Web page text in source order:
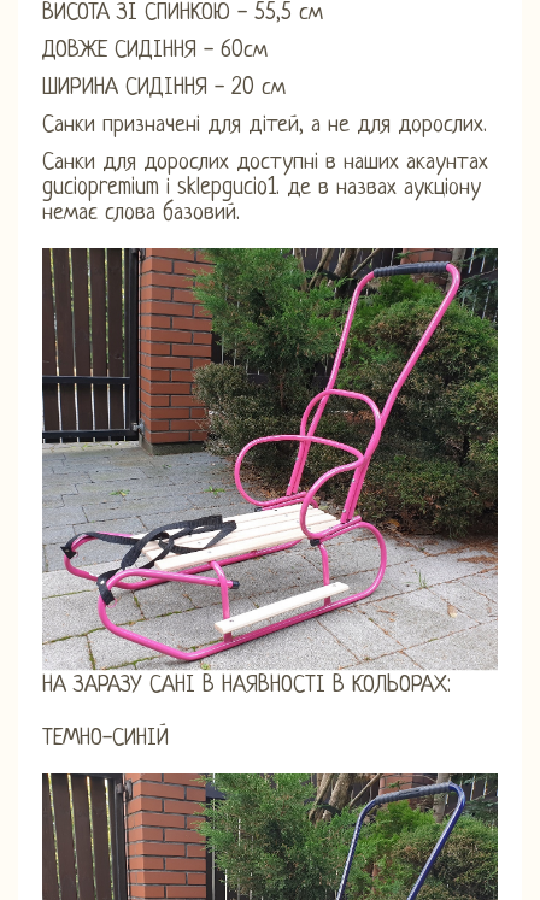
ВИСОТА ЗІ СПИНКОЮ - 55,5 см
ДОВЖЕ СИДІННЯ - 60см
ШИРИНА СИДІННЯ - 20 см
Санки призначені для дітей, а не для дорослих.
Санки для дорослих доступні в наших акаунтах
guciopremium і sklepgucio1. де в назвах аукціону
немає слова базовий.
НА ЗАРАЗУ САНІ В НАЯВНОСТІ В КОЛЬОРАХ:
ТЕМНО-СИНІЙ